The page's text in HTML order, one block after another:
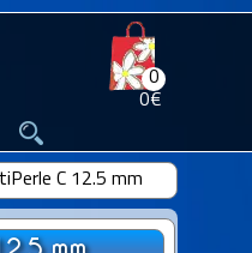
0
0€
C 12.5 mm